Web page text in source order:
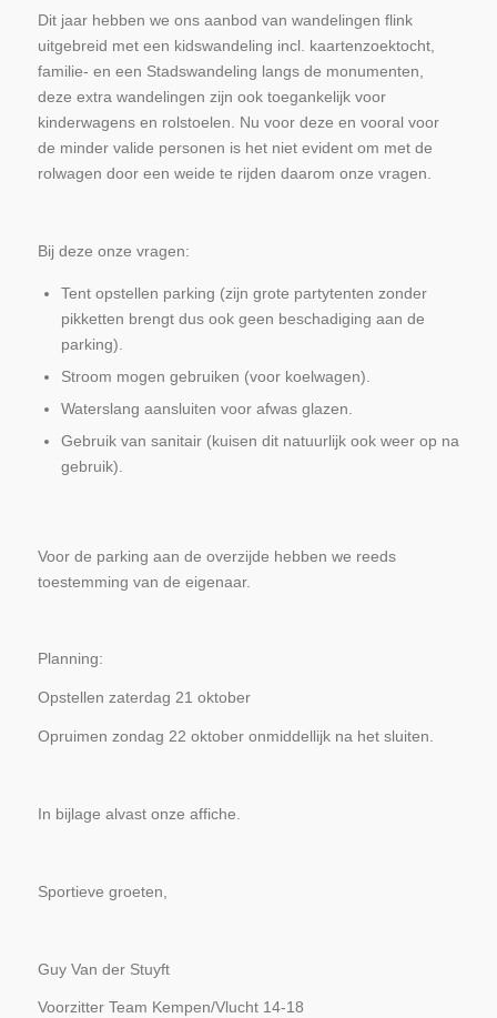
Dit jaar hebben we ons aanbod van wandelingen flink
uitgebreid met een kidswandeling incl. kaartenzoektocht,
familie- en een Stadswandeling langs de monumenten,
deze extra wandelingen zijn ook toegankelijk voor
kinderwagens en rolstoelen. Nu voor deze en vooral voor
de minder valide personen is het niet evident om met de
rolwagen door een weide te rijden daarom onze vragen.
Bij deze onze vragen:
Tent opstellen parking (zijn grote partytenten zonder
pikketten brengt dus ook geen beschadiging aan de
parking).
Stroom mogen gebruiken (voor koelwagen).
Waterslang aansluiten voor afwas glazen.
Gebruik van sanitair (kuisen dit natuurlijk ook weer op na
gebruik).
Voor de parking aan de overzijde hebben we reeds
toestemming van de eigenaar.
Planning:
Opstellen zaterdag 21 oktober
Opruimen zondag 22 oktober onmiddellijk na het sluiten.
In bijlage alvast onze affiche.
Sportieve groeten,
Guy Van der Stuyft
Voorzitter Team Kempen/Vlucht 14-18